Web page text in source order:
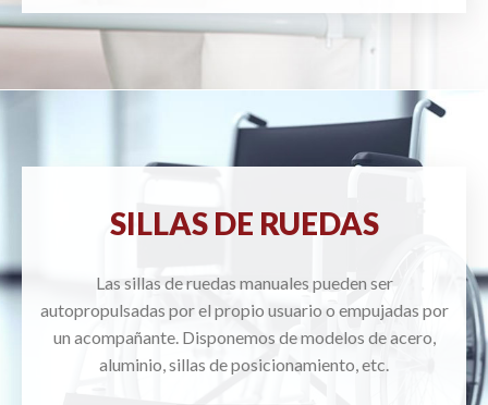
SILLAS DE RUEDAS
Las sillas de ruedas manuales pueden ser
autopropulsadas por el propio usuario o empujadas por
un acompañante. Disponemos de modelos de acero,
aluminio, sillas de posicionamiento, etc.